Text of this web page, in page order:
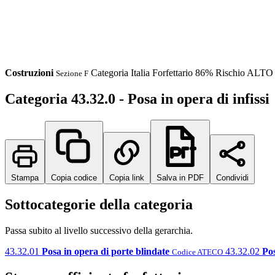
Costruzioni Sezione F Categoria Italia Forfettario 86% Rischio ALTO
Categoria 43.32.0 - Posa in opera di infissi
Stampa Copia codice Copia link Salva in PDF Condividi
Sottocategorie della categoria
Passa subito al livello successivo della gerarchia.
43.32.01 Posa in opera di porte blindate Codice ATECO 43.32.02